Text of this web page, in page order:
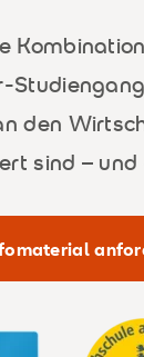
den
sind –